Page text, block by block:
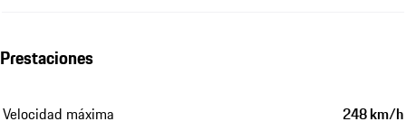
Prestaciones
Velocidad máxima 248 km/h